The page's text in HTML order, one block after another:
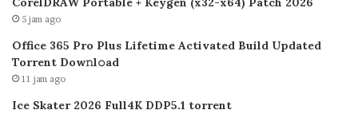
5 jam ago
Office 365 Pro Plus Lifetime Activated Build Updated
Torrent Dow𝚗l𝚘аd
11 jam ago
Ice Skater 2026 Full4K DDP5.1 torrent